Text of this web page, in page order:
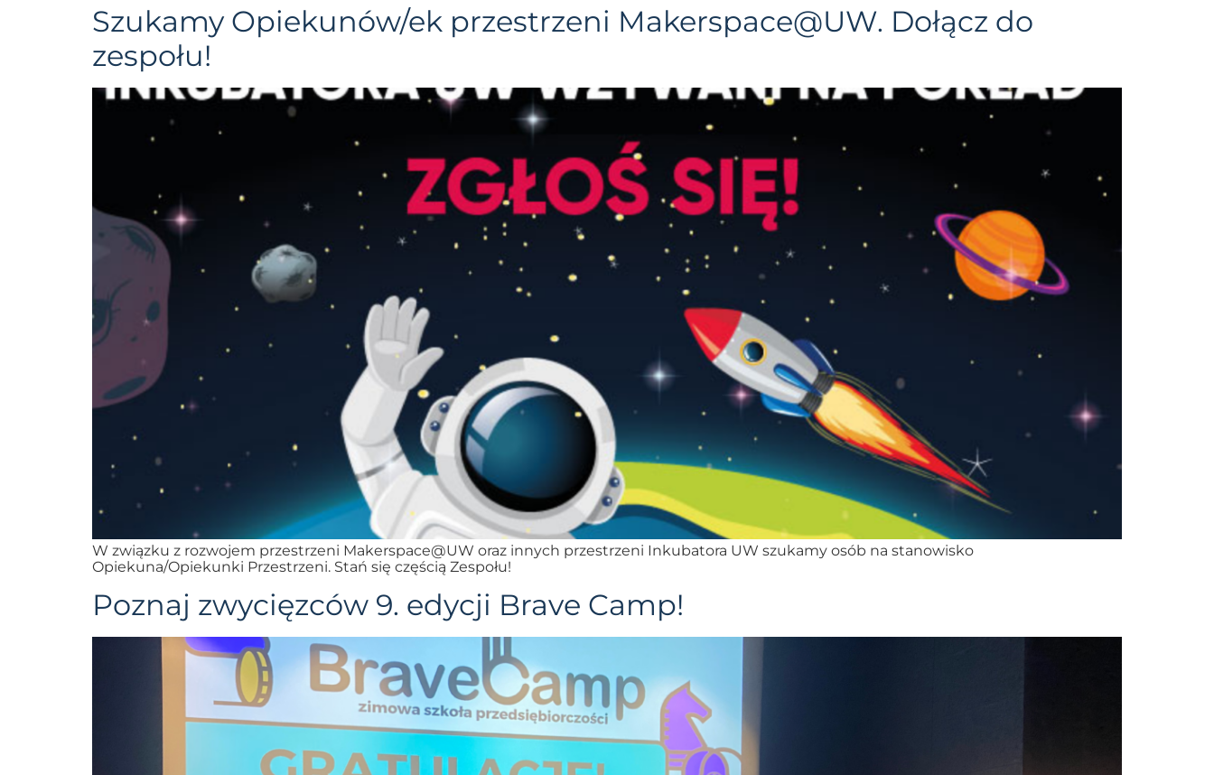
Szukamy Opiekunów/ek przestrzeni Makerspace@UW. Dołącz do
zespołu!
W związku z rozwojem przestrzeni Makerspace@UW oraz innych przestrzeni Inkubatora UW szukamy osób na stanowisko
Opiekuna/Opiekunki Przestrzeni. Stań się częścią Zespołu!
Poznaj zwycięzców 9. edycji Brave Camp!